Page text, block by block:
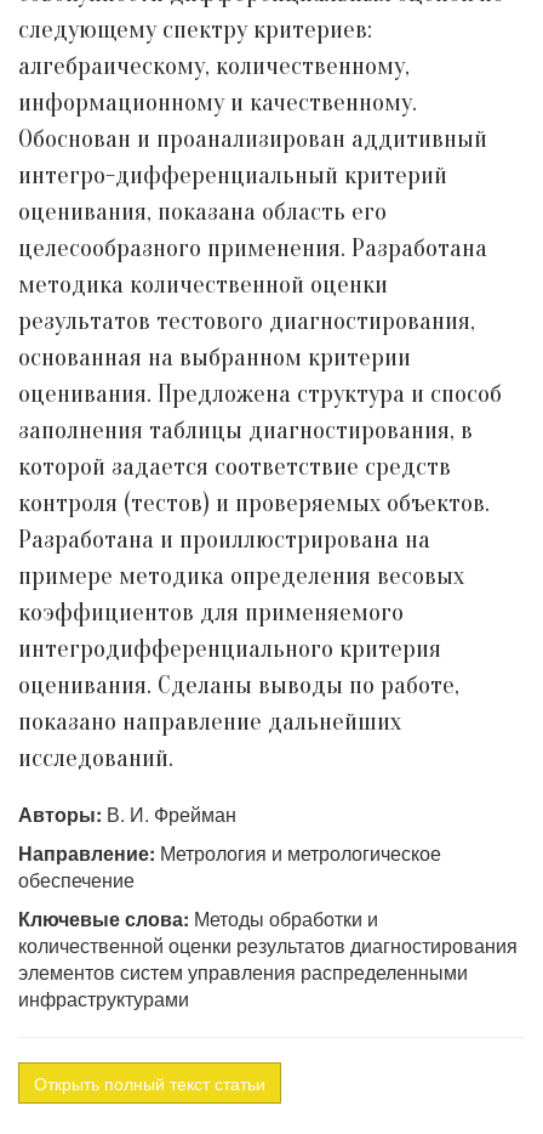
следующему спектру критериев:
алгебраическому, количественному,
информационному и качественному.
Обоснован и проанализирован аддитивный
интегро-дифференциальный критерий
оценивания, показана область его
целесообразного применения. Разработана
методика количественной оценки
результатов тестового диагностирования,
основанная на выбранном критерии
оценивания. Предложена структура и способ
заполнения таблицы диагностирования, в
которой задается соответствие средств
контроля (тестов) и проверяемых объектов.
Разработана и проиллюстрирована на
примере методика определения весовых
коэффициентов для применяемого
интегродифференциального критерия
оценивания. Сделаны выводы по работе,
показано направление дальнейших
исследований.
Авторы: В. И. Фрейман
Направление: Метрология и метрологическое
обеспечение
Ключевые слова: Методы обработки и
количественной оценки результатов диагностирования
элементов систем управления распределенными
инфраструктурами
Открыть полный текст статьи